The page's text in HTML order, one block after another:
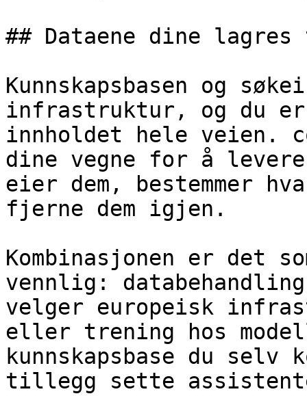
## Dataene dine
Kunnskapsbasen og
infrastruktur, og du
innholdet hele veien.
dine vegne for å
eier dem, bestemmer
fjerne dem igjen.
Kombinasjonen er det
vennlig:
velger europeisk
eller trening hos
kunnskapsbase du
tillegg sette